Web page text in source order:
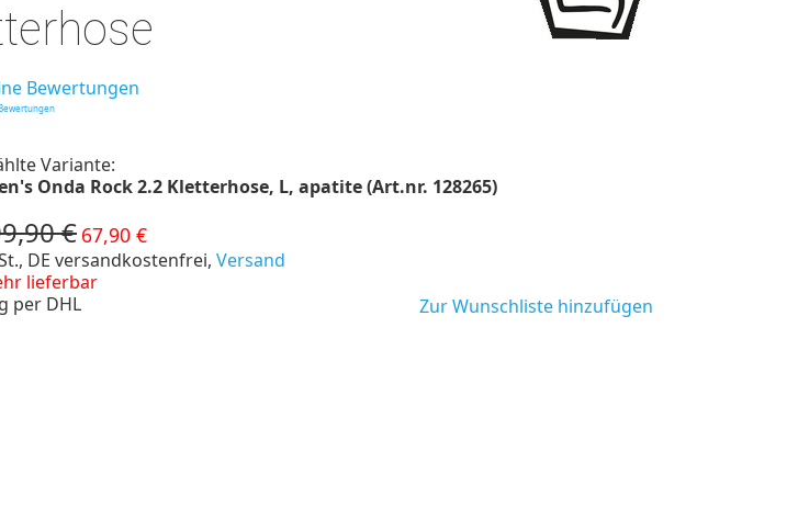
Bewertungen
Variante:
Onda Rock 2.2 Kletterhose, L, apatite (Art.nr. 128265)
€ 67,90 €
DE versandkostenfrei, Versand
lieferbar
per DHL
Zur Wunschliste hinzufügen